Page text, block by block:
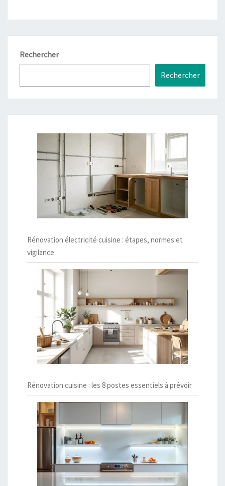
Rechercher
Rechercher
Rénovation électricité cuisine : étapes, normes et
vigilance
Rénovation cuisine : les 8 postes essentiels à prévoir